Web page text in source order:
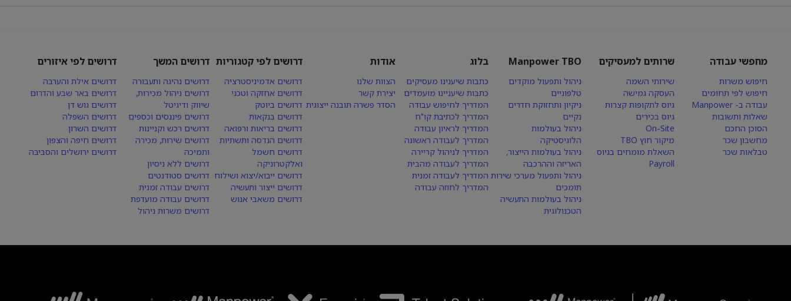
מחפשי עבודה
חיפוש משרות
חיפוש לפי תחומים
עבודה ב- Manpower
שאלות ותשובות
הסוכן החכם
מחשבון שכר
טבלאות שכר
שרותים למעסיקים
שירותי השמה
העסקה גמישה
גיוס לתקופות קצרות
גיוס בכירים
On-Site
מיקור חוץ TBO
השאלת מומחים בגיוס
Payroll
Manpower TBO
ניהול ותפעול מוקדים
טלפוניים
ניקיון ותחזוקת חדרים
נקיים
ניהול בעולמות
הלוגיסטיקה
ניהול בעולמות הייצור,
האריזה וההרכבה
ניהול ותפעול מערכי שירות
תומכים
ניהול בעולמות התעשיה
הטכנולוגית
בלוג
כתבות שיענינו מעסיקים
כתבות שיעניינו מועמדים
המדריך לחיפוש עבודה
המדריך לכתיבת קו"ח
המדריך לראיון עבודה
המדריך לעבודה ראשונה
המדריך לניהול קריירה
המדריך לעבודה מהבית
המדריך לעבודה זמנית
המדריך לחוזה עבודה
אודות
הצוות שלנו
יצירת קשר
הסדר פשרה תובנה ייצוגית
דרושים לפי קטגוריות
דרושים אדמיניסטרציה
דרושים אחזקה וטכני
דרושים ביוטק
דרושים בנקאות
דרושים בריאות ורפואה
דרושים הנדסה ותשתיות
דרושים חשמל
ואלקטרוניקה
דרושים ייבוא/יצוא ושילוח
דרושים ייצור ותעשיה
דרושים משאבי אנוש
דרושים המשך
דרושים נהיגה ותעבורה
דרושים ניהול מכירות,
שיווק ודיגיטל
דרושים פיננסים וכספים
דרושים רכש וקניינות
דרושים שירות, מכירה
ותמיכה
דרושים ללא ניסיון
דרושים סטודנטים
דרושים עבודה זמנית
דרושים עבודה מועדפת
דרושים משרות ניהול
דרושים לפי איזורים
דרושים אילת והערבה
דרושים באר שבע והדרום
דרושים גוש דן
דרושים השפלה
דרושים השרון
דרושים חיפה והצפון
דרושים ירושלים והסביבה